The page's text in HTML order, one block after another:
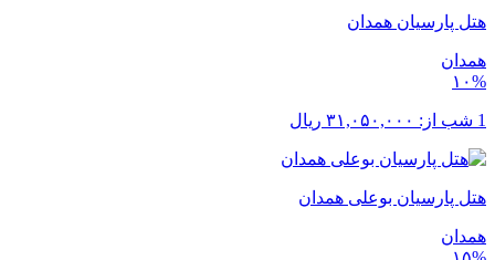
هتل پارسیان همدان
همدان
۱۰%
1 شب از: ۳۱,۰۵۰,۰۰۰ ریال
هتل پارسیان بوعلی همدان
همدان